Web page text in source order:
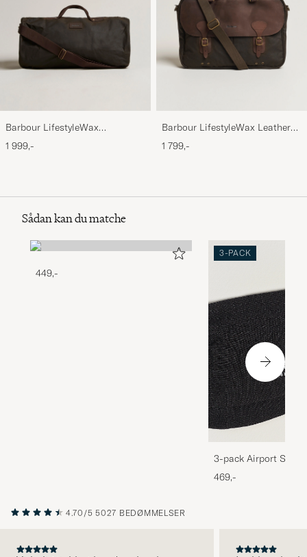
Barbour LifestyleWax
HoldallOlive
1 999,-
Barbour LifestyleWax Leather
Briefcase Olive
1 799,-
Sådan kan du matche
449,-
3-PACK
3-pack Airport
Melange
469,-
4.70/5 5027 BEDØMMELSER